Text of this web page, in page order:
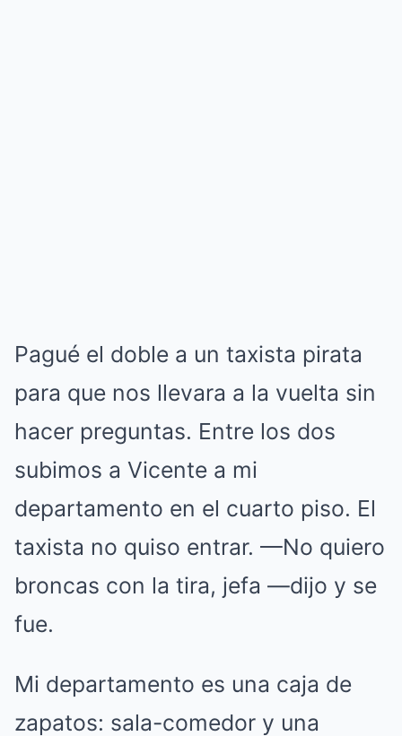
Pagué el doble a un taxista pirata
para que nos llevara a la vuelta sin
hacer preguntas. Entre los dos
subimos a Vicente a mi
departamento en el cuarto piso. El
taxista no quiso entrar. —No quiero
broncas con la tira, jefa —dijo y se
fue.
Mi departamento es una caja de
zapatos: sala-comedor y una